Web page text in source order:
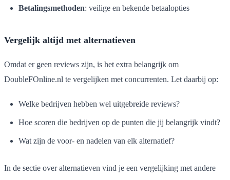
Betalingsmethoden: veilige en bekende betaalopties
Vergelijk altijd met alternatieven
Omdat er geen reviews zijn, is het extra belangrijk om
DoubleFOnline.nl te vergelijken met concurrenten. Let daarbij op:
Welke bedrijven hebben wel uitgebreide reviews?
Hoe scoren die bedrijven op de punten die jij belangrijk vindt?
Wat zijn de voor- en nadelen van elk alternatief?
In de sectie over alternatieven vind je een vergelijking met andere